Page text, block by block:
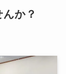
か？